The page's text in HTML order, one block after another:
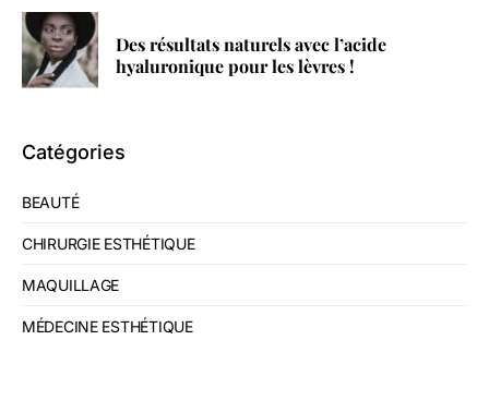
Des résultats naturels avec l’acide
hyaluronique pour les lèvres !
Catégories
BEAUTÉ
CHIRURGIE ESTHÉTIQUE
MAQUILLAGE
MÉDECINE ESTHÉTIQUE